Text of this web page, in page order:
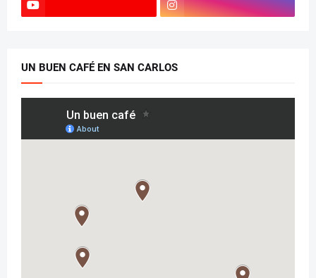
UN BUEN CAFÉ EN SAN CARLOS